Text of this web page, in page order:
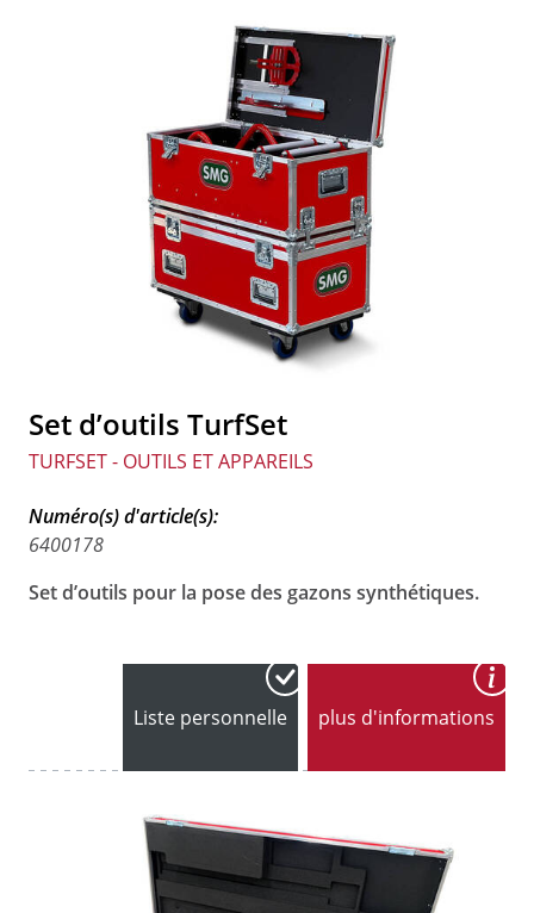
Set d’outils TurfSet
TURFSET - OUTILS ET APPAREILS
Numéro(s) d'article(s):
6400178
Set d’outils pour la pose des gazons synthétiques.
Liste personnelle plus d'informations